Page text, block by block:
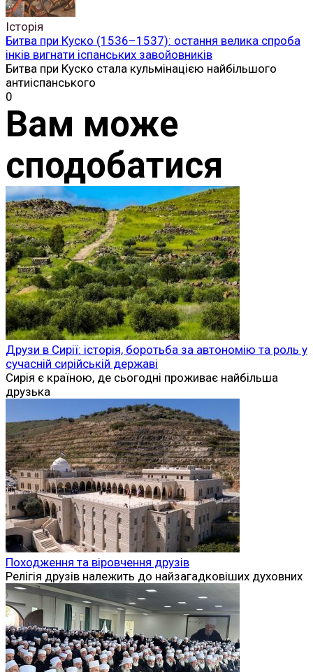
Історія
Битва при Куско (1536–1537): остання велика спроба
інків вигнати іспанських завойовників
Битва при Куско стала кульмінацією найбільшого
антиіспанського
0
Вам може
сподобатися
Друзи в Сирії: історія, боротьба за автономію та роль у
сучасній сирійській державі
Сирія є країною, де сьогодні проживає найбільша
друзька
Походження та віровчення друзів
Релігія друзів належить до найзагадковіших духовних